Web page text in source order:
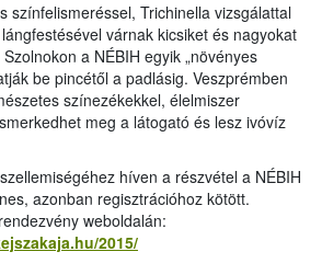
színfelismeréssel, Trichinella vizsgálattal
várnak kicsiket és nagyokat
a NÉBIH egyik „növényes
be pincétől a padlásig. Veszprémben
színezékekkel, élelmiszer
meg a látogató és lesz ivóvíz
híven a részvétel a NÉBIH
azonban regisztrációhoz kötött.
weboldalán:
2015/